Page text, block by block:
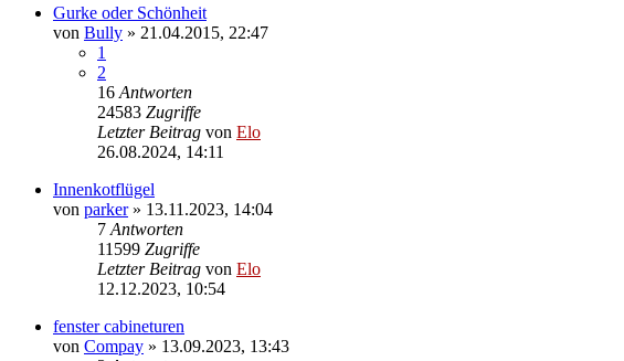
Gurke oder Schönheit
von Bully » 21.04.2015, 22:47
1
2
16 Antworten
24583 Zugriffe
Letzter Beitrag von Elo
26.08.2024, 14:11
Innenkotflügel
von parker» 13.11.2023, 14:04
7 Antworten
11599 Zugriffe
Letzter Beitrag von Elo
12.12.2023, 10:54
fenster cabineturen
von Compay » 13.09.2023, 13:43